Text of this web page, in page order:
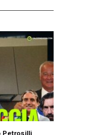
Petrosilli